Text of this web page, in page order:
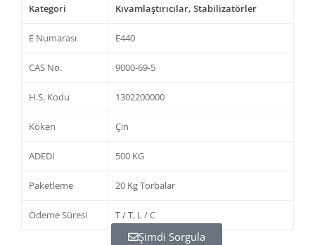
Kategori Kıvamlaştırıcılar, Stabilizatörler
E Numarası E440
CAS No. 9000-69-5
H.S. Kodu 1302200000
Köken Çin
ADEDI 500 KG
Paketleme 20 Kg Torbalar
Ödeme Süresi T / T, L / C
Şimdi Sorgula